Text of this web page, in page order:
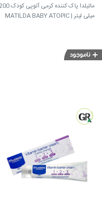
ماتیلدا پاک کننده کرمی آتوپی کودک 200
میلی لیتر | MATILDA BABY ATOPIC